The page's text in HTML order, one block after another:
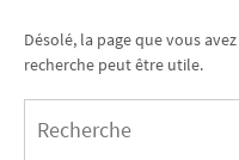
Désolé, la page que vous
recherche peut être utile.